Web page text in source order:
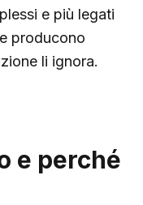
e più legati
producono
li ignora.
e perché